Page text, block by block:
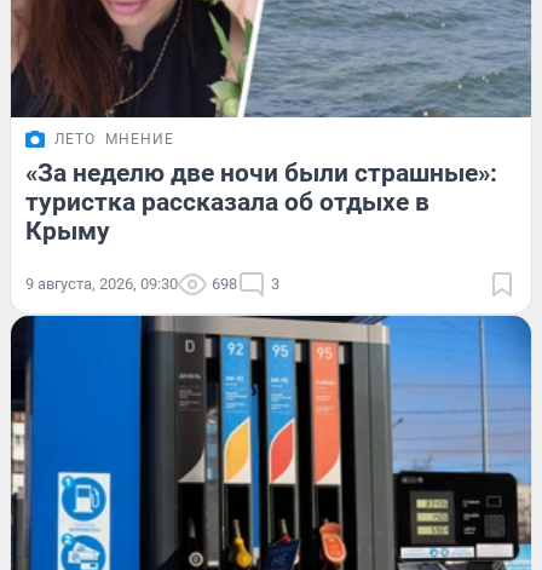
ЛЕТО МНЕНИЕ
«За неделю две ночи были страшные»:
туристка рассказала об отдыхе в
Крыму
9 августа, 2026, 09:30 698 3